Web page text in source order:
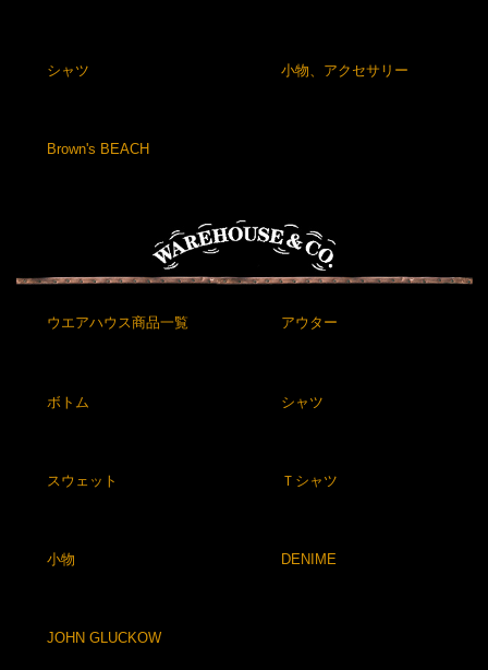
シャツ 小物、アクセサリー
Brown's BEACH
ウエアハウス商品一覧 アウター
ボトム シャツ
スウェット Ｔシャツ
小物 DENIME
JOHN GLUCKOW